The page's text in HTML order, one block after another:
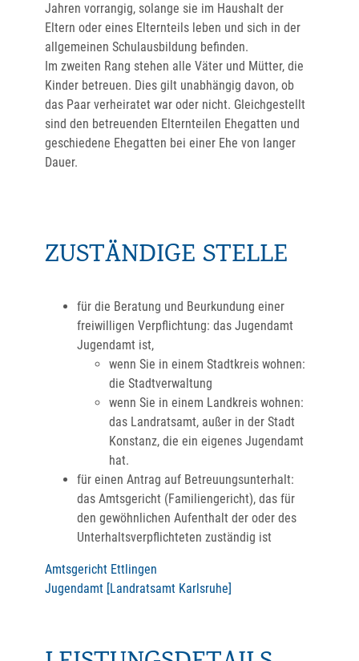
Jahren vorrangig, solange sie im Haushalt der
Eltern oder eines Elternteils leben und sich in der
allgemeinen Schulausbildung befinden.
Im zweiten Rang stehen alle Väter und Mütter, die
Kinder betreuen. Dies gilt unabhängig davon, ob
das Paar verheiratet war oder nicht. Gleichgestellt
sind den betreuenden Elternteilen Ehegatten und
geschiedene Ehegatten bei einer Ehe von langer
Dauer.
ZUSTÄNDIGE STELLE
für die Beratung und Beurkundung einer
freiwilligen Verpflichtung: das Jugendamt
Jugendamt ist,
wenn Sie in einem Stadtkreis wohnen:
die Stadtverwaltung
wenn Sie in einem Landkreis wohnen:
das Landratsamt, außer in der Stadt
Konstanz, die ein eigenes Jugendamt
hat.
für einen Antrag auf Betreuungsunterhalt:
das Amtsgericht (Familiengericht), das für
den gewöhnlichen Aufenthalt der oder des
Unterhaltsverpflichteten zuständig ist
Amtsgericht Ettlingen
Jugendamt [Landratsamt Karlsruhe]